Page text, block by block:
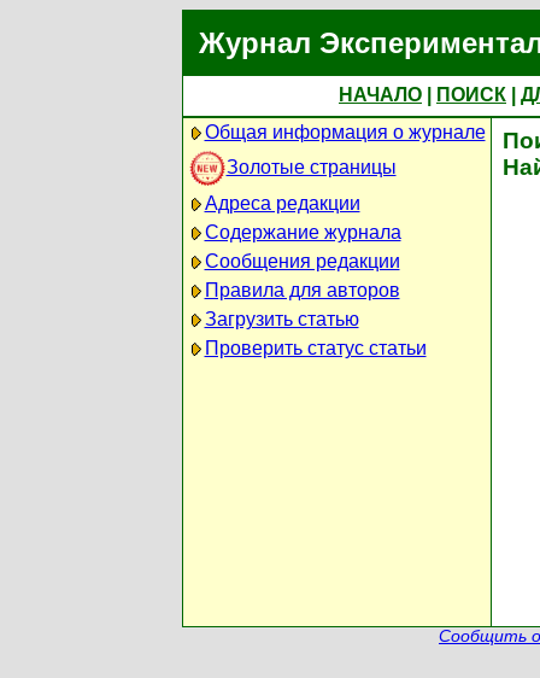
Журнал
НАЧАЛО ПОИСК
Общая информация о журнале
Золотые страницы
Адреса редакции
Содержание журнала
Сообщения редакции
Правила для авторов
Загрузить статью
Проверить статус статьи
Сообщить о